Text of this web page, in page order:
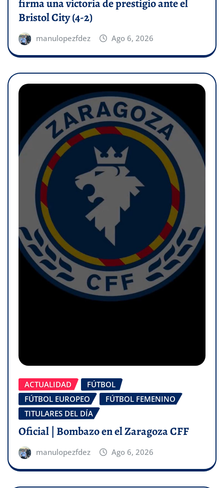
firma una victoria de prestigio ante el
Bristol City (4-2)
manulopezfdez Ago 6, 2026
ACTUALIDAD
FÚTBOL
FÚTBOL EUROPEO
FÚTBOL FEMENINO
TITULARES DEL DÍA
Oficial | Bombazo en el Zaragoza CFF
manulopezfdez Ago 6, 2026